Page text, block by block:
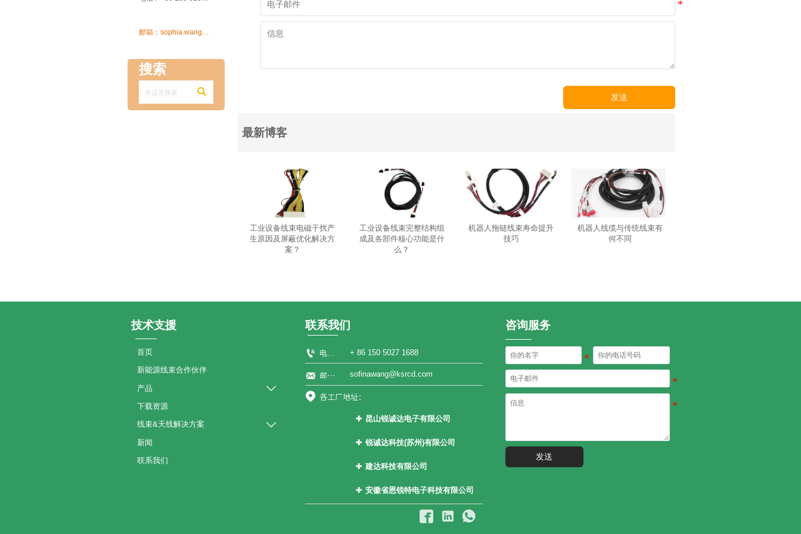
 邮箱：sophia.wang@ksrcd.com
搜索
 发送
最新博客
工业设备线束电磁干扰产
生原因及屏蔽优化解决方
案？
工业设备线束完整结构组
成及各部件核心功能是什
么？
机器人拖链线束寿命提升
技巧
机器人线缆与传统线束有
何不同
技术支援
首页
新能源线束合作伙伴
产品 
下载资源
线束&天线解决方案 
新闻
联系我们
联系我们
 电话： + 86 150 5027 1688
 邮箱： sofinawang@ksrcd.com
 各工厂地址：
 昆山锐诚达电子有限公司
江苏省昆山市张浦镇花苑路1899号
 锐诚达科技(苏州)有限公司
江苏省常熟市碧溪街道乐成路2号
 建达科技有限公司
越南永福省永祥县振兴社山轿村
 安徽省恩锐特电子科技有限公司
安徽省阜阳市阜南县经济技术开发
  
咨询服务
发送